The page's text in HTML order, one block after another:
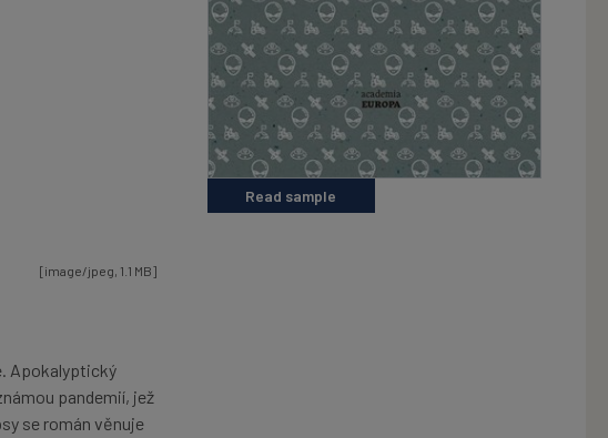
[image/jpeg, 1.1 MB]
Apokalyptický
pandemií, jež
se román věnuje
Read sample